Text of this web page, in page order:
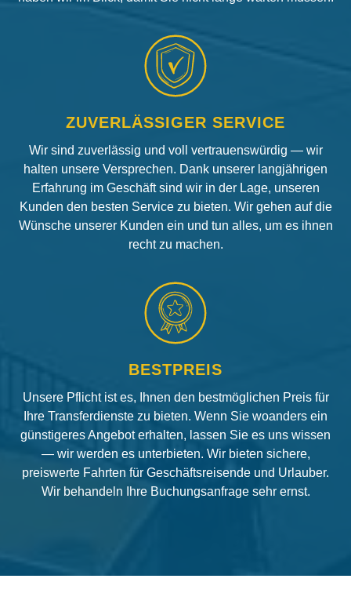
ZUVERLÄSSIGER SERVICE
Wir sind zuverlässig und voll vertrauenswürdig — wir
halten unsere Versprechen. Dank unserer langjährigen
Erfahrung im Geschäft sind wir in der Lage, unseren
Kunden den besten Service zu bieten. Wir gehen auf die
Wünsche unserer Kunden ein und tun alles, um es ihnen
recht zu machen.
BESTPREIS
Unsere Pflicht ist es, Ihnen den bestmöglichen Preis für
Ihre Transferdienste zu bieten. Wenn Sie woanders ein
günstigeres Angebot erhalten, lassen Sie es uns wissen
— wir werden es unterbieten. Wir bieten sichere,
preiswerte Fahrten für Geschäftsreisende und Urlauber.
Wir behandeln Ihre Buchungsanfrage sehr ernst.